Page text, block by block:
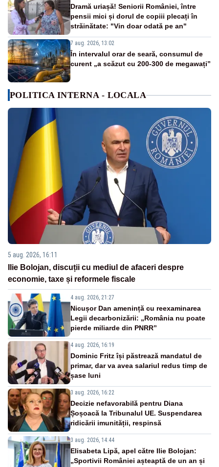
Dramă uriașă! Seniorii României, între
pensii mici și dorul de copiii plecați în
străinătate: "Vin doar odată pe an"
7 aug. 2026, 13:02
În intervalul orar de seară, consumul de
curent „a scăzut cu 200-300 de megawați”
POLITICA INTERNA - LOCALA
5 aug. 2026, 16:11
Ilie Bolojan, discuții cu mediul de afaceri despre
economie, taxe și reformele fiscale
4 aug. 2026, 21:27
Nicușor Dan amenință cu reexaminarea
Legii decarbonizării: „România nu poate
pierde miliarde din PNRR”
4 aug. 2026, 16:19
Dominic Fritz își păstrează mandatul de
primar, dar va avea salariul redus timp de
șase luni
3 aug. 2026, 16:22
Decizie nefavorabilă pentru Diana
Șoșoacă la Tribunalul UE. Suspendarea
ridicării imunității, respinsă
3 aug. 2026, 14:44
Elisabeta Lipă, apel către Ilie Bolojan:
„Sportivii României așteaptă de un an și